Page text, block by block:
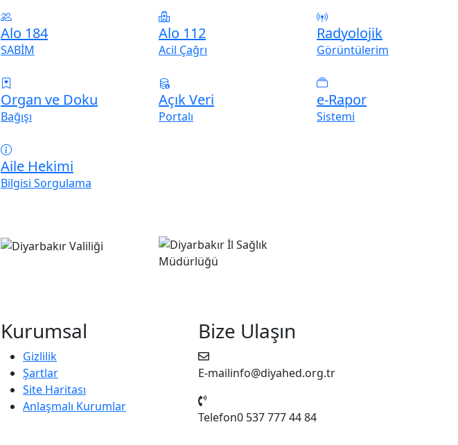
Alo 184
SABİM
Alo 112
Acil Çağrı
Radyolojik
Görüntülerim
Organ ve Doku
Bağışı
Açık Veri
Portalı
e-Rapor
Sistemi
Aile Hekimi
Bilgisi Sorgulama
Kurumsal
Gizlilik
Şartlar
Site Haritası
Anlaşmalı Kurumlar
Bize Ulaşın
E-mailinfo@diyahed.org.tr
Telefon0 537 777 44 84